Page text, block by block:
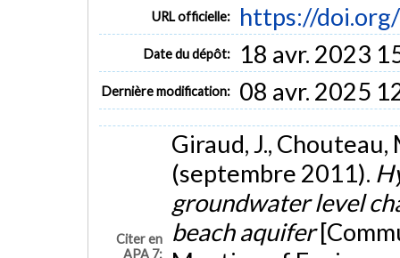
URL officielle: https://
Date du dépôt: 18 avr. 2023
Dernière modification: 08 avr. 2025
Citer en
APA 7:
Giraud, J., Chouteau,
(septembre 2011).
groundwater level
beach aquifer